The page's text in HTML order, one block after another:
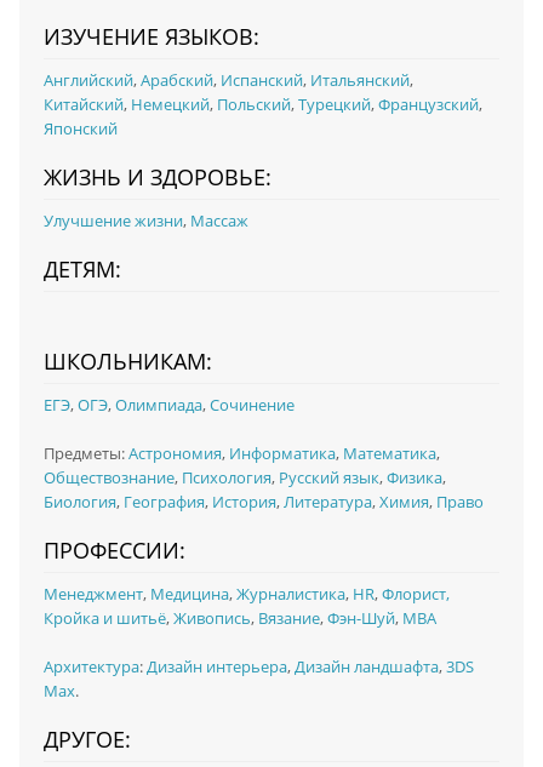
ИЗУЧЕНИЕ ЯЗЫКОВ:
Английский,Арабский, Испанский, Итальянский,
Китайский, Немецкий, Польский,Турецкий,Французский,
Японский
ЖИЗНЬ И ЗДОРОВЬЕ:
Улучшение жизни, Массаж
ДЕТЯМ:
ШКОЛЬНИКАМ:
ЕГЭ,ОГЭ,Олимпиада,Сочинение
Предметы:Астрономия, Информатика, Математика,
Обществознание, Психология, Русский язык,Физика,
Биология, География, История,Литература,Химия, Право
ПРОФЕССИИ:
Менеджмент, Медицина,Журналистика, HR,Флорист,
Кройка и шитьё,Живопись, Вязание,Фэн-Шуй, MBA
Архитектура:Дизайн интерьера,Дизайн ландшафта,3DS
Max.
ДРУГОЕ: